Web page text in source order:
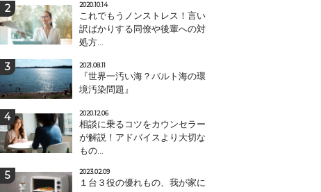
2020.10.14
これでもうノンストレス！言い
訳ばかりする同僚や後輩への対
処方...
2021.08.11
『世界一汚い海？バルト海の環
境汚染問題』
2020.12.06
相談に乗るコツをカウンセラー
が解説！アドバイスより大切な
もの...
2023.02.09
１台３役の優れもの、我が家に